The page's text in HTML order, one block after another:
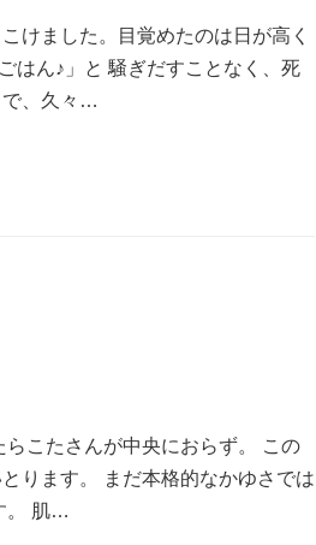
けました。目覚めたのは日が高く
はん♪」と 騒ぎだすことなく、死
で、久々…
こたさんが中央におらず。 この
ります。 まだ本格的なかゆさでは
。 肌…